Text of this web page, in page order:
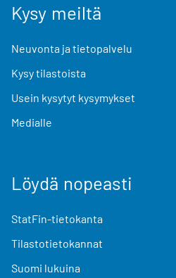
Kysy meiltä
Neuvonta ja tietopalvelu
Kysy tilastoista
Usein kysytyt kysymykset
Medialle
Löydä nopeasti
StatFin-tietokanta
Tilastotietokannat
Suomi lukuina